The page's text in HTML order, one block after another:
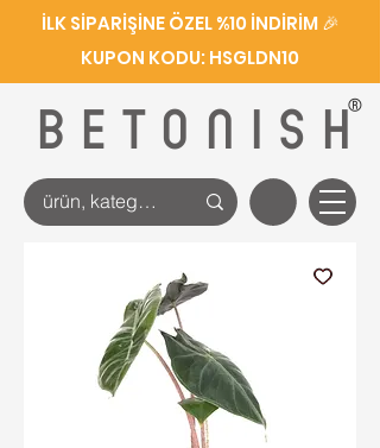
BETONISH
®
İLK SİPARİŞİNE ÖZEL %10 İNDİRİM 🎉
KUPON KODU: HSGLDN10